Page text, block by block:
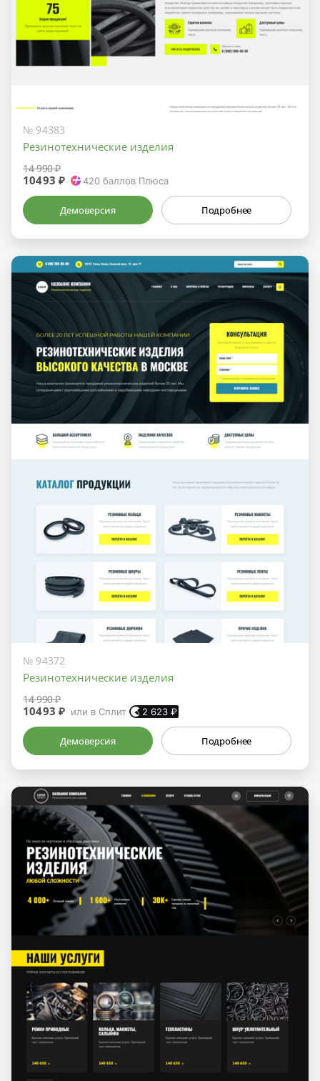
№ 94383
Резинотехнические изделия
14 990 ₽
10493 ₽ 420 баллов Плюса
Демоверсия Подробнее
№ 94372
Резинотехнические изделия
14 990 ₽
10493 ₽ или в Сплит 2 623 ₽
Демоверсия Подробнее